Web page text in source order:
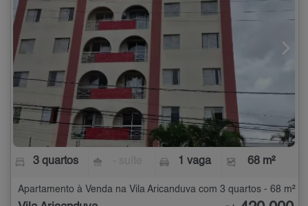
3 quartos 1 vaga 68 m²
Apartamento à Venda na Vila Aricanduva com 3 quartos - 68 m²